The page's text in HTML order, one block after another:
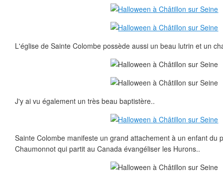
L'église de Sainte Colombe possède aussi un beau lutrin et un
J'y ai vu également un très beau baptistère..
Sainte Colombe manifeste un grand attachement à un enfant du
Chaumonnot qui partit au Canada évangéliser les Hurons..